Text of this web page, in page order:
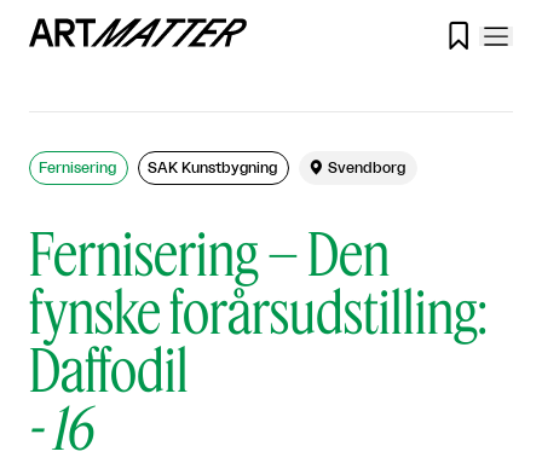

Fernisering – Den
fynske forårsudstilling:
Daffodil
-16
Fernisering SAK Kunstbygning  Svendborg